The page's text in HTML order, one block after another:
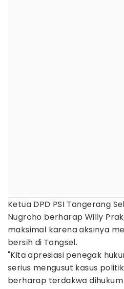
Ketua DPD PSI Tangerang
Nugroho berharap Willy
maksimal karena aksinya
bersih di Tangsel.
"Kita apresiasi penegak
serius mengusut kasus
berharap terdakwa